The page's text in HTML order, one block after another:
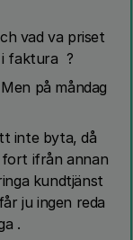
vad va priset
i faktura ?
på måndag
inte byta, då
fort ifrån annan
kundtjänst
ju ingen reda
.